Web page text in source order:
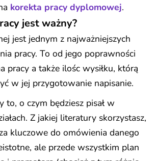
korekta pracy dyplomowej.
jest ważny?
jest jednym z najważniejszych
pracy. To od jego poprawności
pracy a także ilośc wysiłku, którą
w jej przygotowanie napisanie.
to, o czym będziesz pisał w
Z jakiej literatury skorzystasz,
kluczowe do omówienia danego
ale przede wszystkim plan